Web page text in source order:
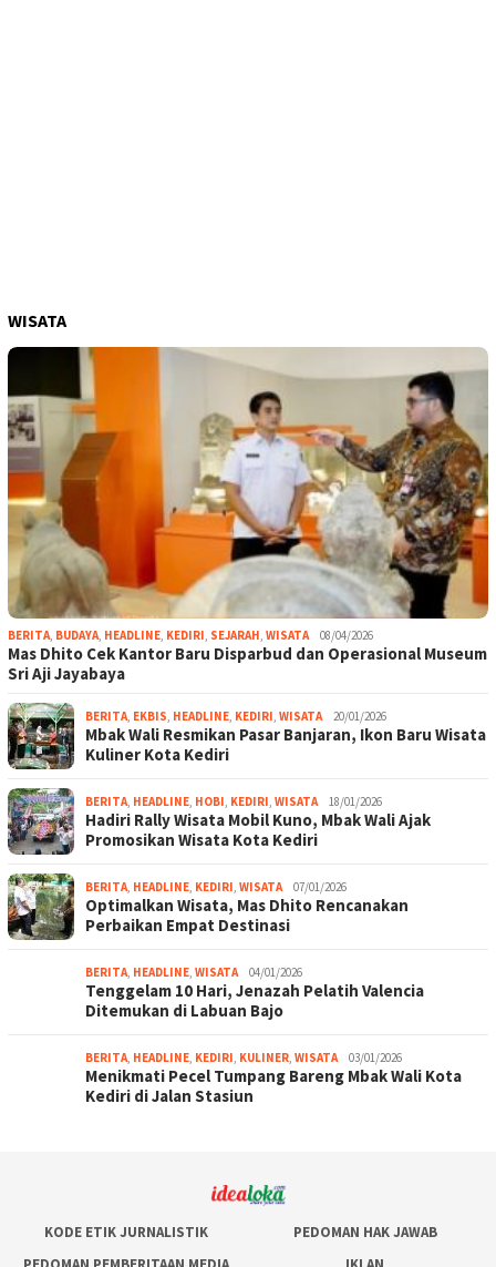
WISATA
BERITA, BUDAYA, HEADLINE, KEDIRI, SEJARAH, WISATA 08/04/2026
Mas Dhito Cek Kantor Baru Disparbud dan Operasional Museum
Sri Aji Jayabaya
BERITA, EKBIS, HEADLINE, KEDIRI, WISATA 20/01/2026
Mbak Wali Resmikan Pasar Banjaran, Ikon Baru Wisata
Kuliner Kota Kediri
BERITA, HEADLINE, HOBI, KEDIRI, WISATA 18/01/2026
Hadiri Rally Wisata Mobil Kuno, Mbak Wali Ajak
Promosikan Wisata Kota Kediri
BERITA, HEADLINE, KEDIRI, WISATA 07/01/2026
Optimalkan Wisata, Mas Dhito Rencanakan
Perbaikan Empat Destinasi
BERITA, HEADLINE, WISATA 04/01/2026
Tenggelam 10 Hari, Jenazah Pelatih Valencia
Ditemukan di Labuan Bajo
BERITA, HEADLINE, KEDIRI, KULINER, WISATA 03/01/2026
Menikmati Pecel Tumpang Bareng Mbak Wali Kota
Kediri di Jalan Stasiun
KODE ETIK JURNALISTIK
PEDOMAN HAK JAWAB